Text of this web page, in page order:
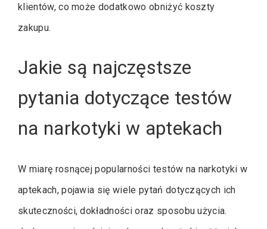
klientów, co może dodatkowo obniżyć koszty
zakupu.
Jakie są najczęstsze
pytania dotyczące testów
na narkotyki w aptekach
W miarę rosnącej popularności testów na narkotyki w
aptekach, pojawia się wiele pytań dotyczących ich
skuteczności, dokładności oraz sposobu użycia.